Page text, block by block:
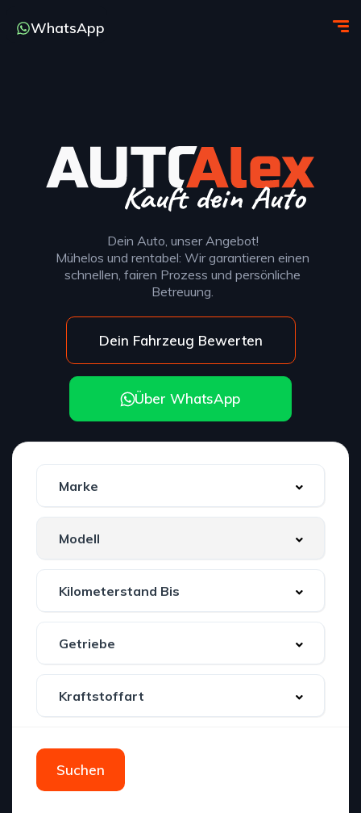
WhatsApp
Dein Auto, unser Angebot!
Mühelos und rentabel: Wir garantieren einen
schnellen, fairen Prozess und persönliche
Betreuung.
Dein Fahrzeug Bewerten
Über WhatsApp
Suchen